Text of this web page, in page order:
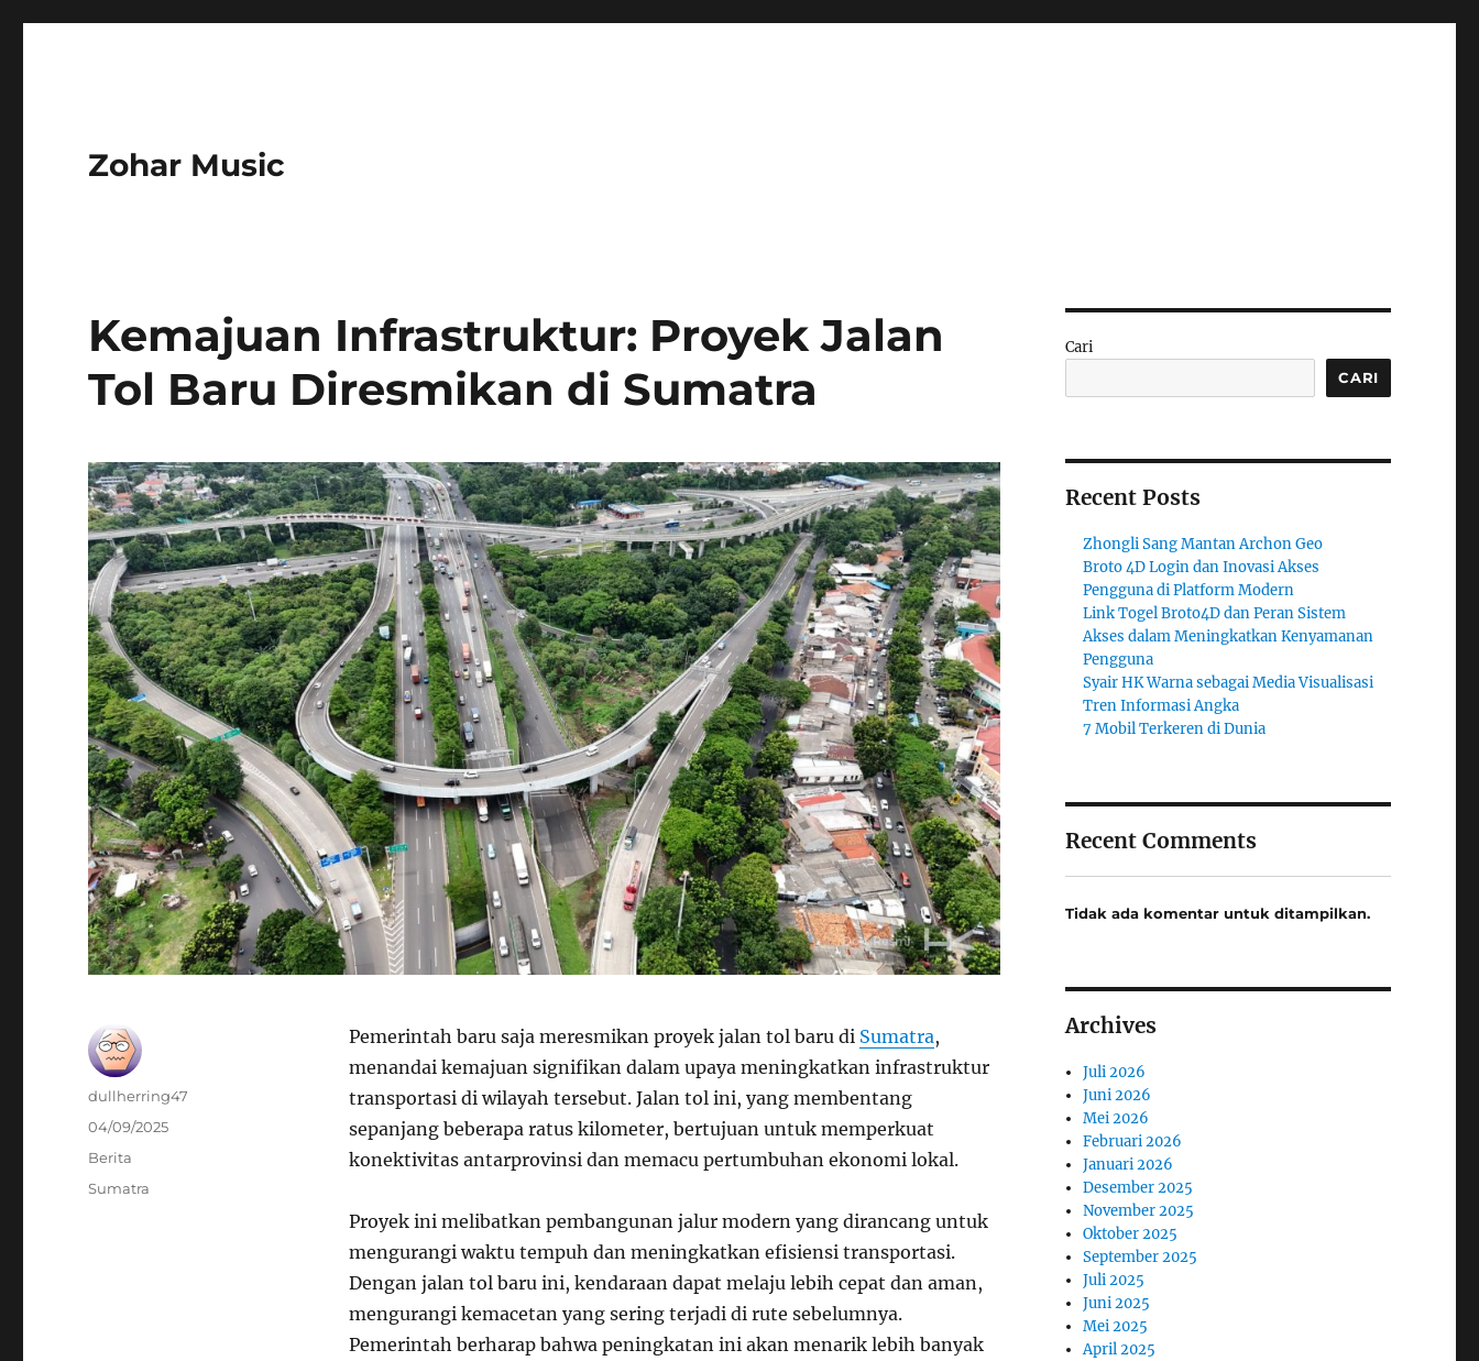
Zohar Music
Kemajuan Infrastruktur: Proyek Jalan
Tol Baru Diresmikan di Sumatra
Pemerintah baru saja meresmikan proyek jalan tol baru di Sumatra,
menandai kemajuan signifikan dalam upaya meningkatkan infrastruktur
transportasi di wilayah tersebut. Jalan tol ini, yang membentang
sepanjang beberapa ratus kilometer, bertujuan untuk memperkuat
konektivitas antarprovinsi dan memacu pertumbuhan ekonomi lokal.
Proyek ini melibatkan pembangunan jalur modern yang dirancang untuk
mengurangi waktu tempuh dan meningkatkan efisiensi transportasi.
Dengan jalan tol baru ini, kendaraan dapat melaju lebih cepat dan aman,
mengurangi kemacetan yang sering terjadi di rute sebelumnya.
Pemerintah berharap bahwa peningkatan ini akan menarik lebih banyak
Author
dullherring47
Posted
04/09/2025
Categories
Berita
Tags
Sumatra
Cari
CARI
Recent Posts
Zhongli Sang Mantan Archon Geo
Broto 4D Login dan Inovasi Akses
Pengguna di Platform Modern
Link Togel Broto4D dan Peran Sistem
Akses dalam Meningkatkan Kenyamanan
Pengguna
Syair HK Warna sebagai Media Visualisasi
Tren Informasi Angka
7 Mobil Terkeren di Dunia
Recent Comments
Tidak ada komentar untuk ditampilkan.
Archives
Juli 2026
Juni 2026
Mei 2026
Februari 2026
Januari 2026
Desember 2025
November 2025
Oktober 2025
September 2025
Juli 2025
Juni 2025
Mei 2025
April 2025